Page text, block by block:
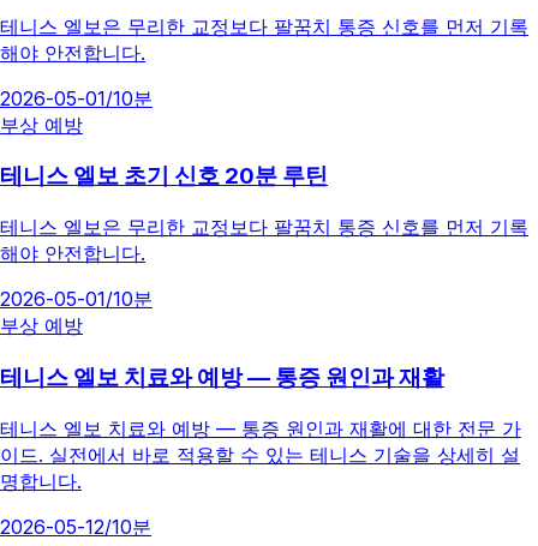
테니스 엘보은 무리한 교정보다 팔꿈치 통증 신호를 먼저 기록
해야 안전합니다.
2026-05-01/10분
부상 예방
테니스 엘보 초기 신호 20분 루틴
테니스 엘보은 무리한 교정보다 팔꿈치 통증 신호를 먼저 기록
해야 안전합니다.
2026-05-01/10분
부상 예방
테니스 엘보 치료와 예방 — 통증 원인과 재활
테니스 엘보 치료와 예방 — 통증 원인과 재활에 대한 전문 가
이드. 실전에서 바로 적용할 수 있는 테니스 기술을 상세히 설
명합니다.
2026-05-12/10분